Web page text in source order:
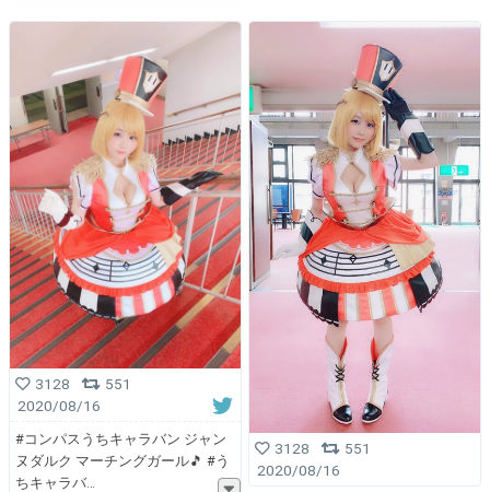
3128
551
2020/08/16
#コンパスうちキャラバン ジャン
ヌダルク マーチングガール🎵 #う
ちキャラバ
3128
551
2020/08/16